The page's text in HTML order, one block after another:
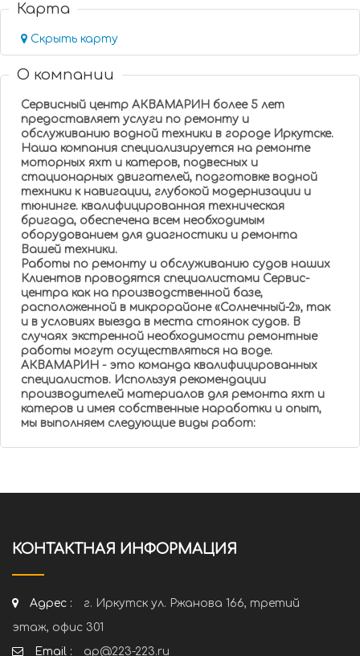
Карта
Скрыть карту
О компании
Сервисный центр АКВАМАРИН более 5 лет
предоставляет услуги по ремонту и
обслуживанию водной техники в городе Иркутске.
Наша компания специализируется на ремонте
моторных яхт и катеров, подвесных и
стационарных двигателей, подготовке водной
техники к навигации, глубокой модернизации и
тюнинге. квалифицированная техническая
бригада, обеспечена всем необходимым
оборудованием для диагностики и ремонта
Вашей техники.
Работы по ремонту и обслуживанию судов наших
Клиентов проводятся специалистами Сервис-
центра как на производственной базе,
расположенной в микрорайоне «Солнечный-2», так
и в условиях выезда в места стоянок судов. В
случаях экстренной необходимости ремонтные
работы могут осуществляться на воде.
АКВАМАРИН - это команда квалифицированных
специалистов. Используя рекомендации
производителей материалов для ремонта яхт и
катеров и имея собственные наработки и опыт,
мы выполняем следующие виды работ:
КОНТАКТНАЯ ИНФОРМАЦИЯ
Адрес :
г. Иркутск ул. Ржанова 166, третий
этаж, офис 301
Email :
ap@223-223.ru